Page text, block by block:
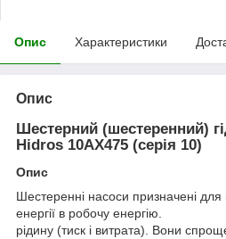
Опис Характеристики
Опис
Шестерний (шестеренний)
Hidros 10АХ475 (серія 10)
Опис
Шестеренні насоси призначені
енергії в робочу енергію.
рідину (тиск і витрата). Вони